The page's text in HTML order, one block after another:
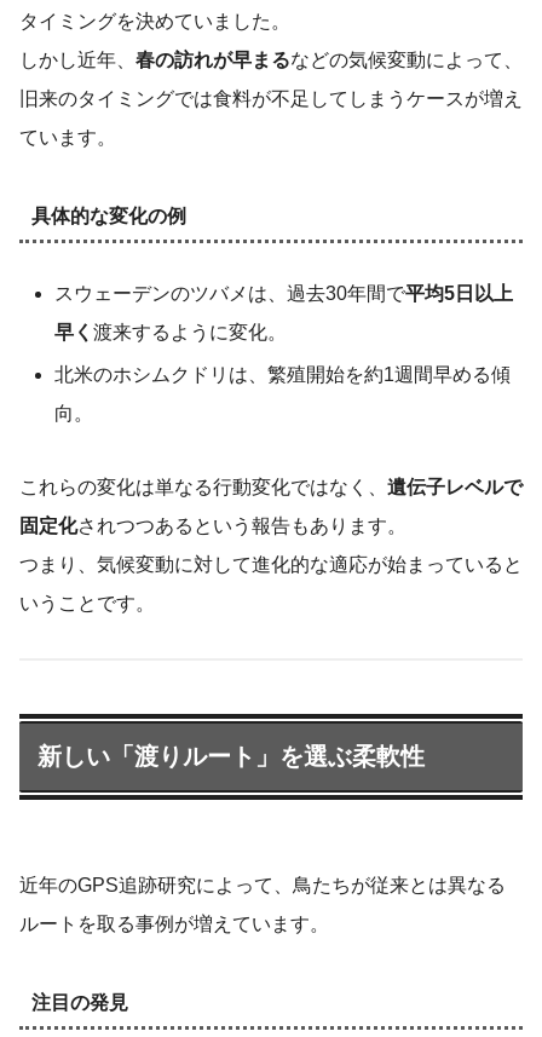
タイミングを決めていました。
しかし近年、 春の訪れが早まるなどの気候変動によって、
旧来のタイミングでは食料が不足してしまうケースが増え
ています。
具体的な変化の例
スウェーデンのツバメは、過去30年間で平均5日以上
早く渡来するように変化。
北米のホシムクドリは、繁殖開始を約1週間早める傾
向。
これらの変化は単なる行動変化ではなく、 遺伝子レベルで
固定化されつつあるという報告もあります。
つまり、気候変動に対して進化的な適応が始まっていると
いうことです。
新しい「渡りルート」を選ぶ柔軟性
近年のGPS追跡研究によって、鳥たちが従来とは異なる
ルートを取る事例が増えています。
注目の発見